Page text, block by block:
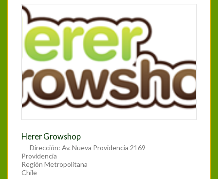
Herer Growshop
Dirección:Av. Nueva Providencia 2169
Providencia
Región Metropolitana
Chile